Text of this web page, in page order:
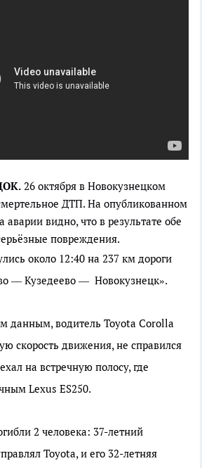
26 октября в Новокузнецком
ДТП. На опубликованном
аварии видно, что в результате обе
повреждения.
около 12:40 на 237 км дороги
— Кузедеево — Новокузнецк».
данным, водитель Toyota Corolla
скорость движения, не справился
на встречную полосу, где
Lexus ES250.
2 человека: 37-летний
Toyota, и его 32-летняя